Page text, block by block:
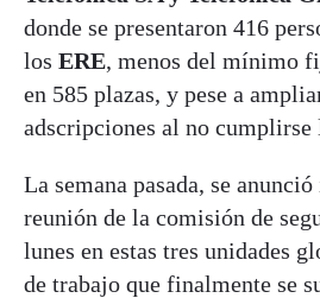
donde se presentaron 416
los ERE, menos del mínimo
en 585 plazas, y pese a
adscripciones al no cumplirse
La semana pasada, se
reunión de la comisión de
lunes en estas tres unidades
de trabajo que finalmente se